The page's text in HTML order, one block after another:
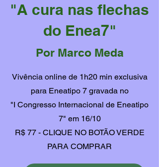
"A cura nas flechas
do Enea7"
Por Marco Meda
Vivência online de 1h20 min exclusiva
para Eneatipo 7 gravada no
"I Congresso Internacional de Eneatipo
7" em 16/10
R$ 77 - CLIQUE NO BOTÃO VERDE
PARA COMPRAR